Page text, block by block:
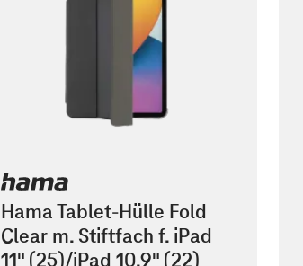
Hama Tablet-Hülle Fold
Clear m. Stiftfach f. iPad
11" (25)/iPad 10.9" (22)